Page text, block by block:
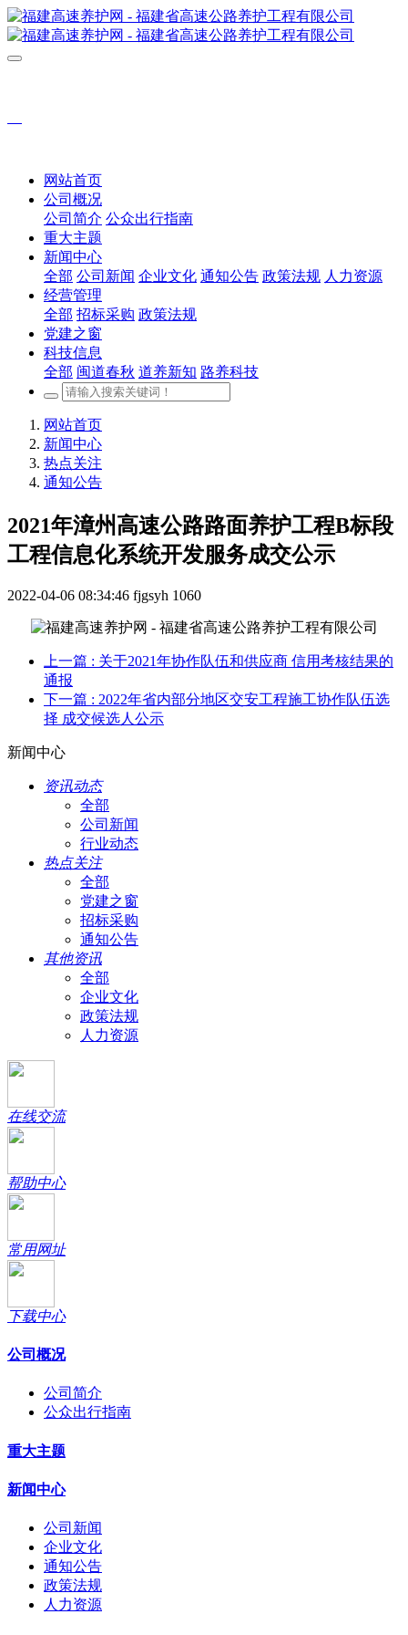
网站首页
公司概况
公司简介 公众出行指南
重大主题
新闻中心
全部 公司新闻 企业文化 通知公告 政策法规 人力资源
经营管理
全部 招标采购 政策法规
党建之窗
科技信息
全部 闽道春秋 道养新知 路养科技
网站首页
新闻中心
热点关注
通知公告
2021年漳州高速公路路面养护工程B标段
工程信息化系统开发服务成交公示
2022-04-06 08:34:46 fjgsyh 1060
上一篇 : 关于2021年协作队伍和供应商 信用考核结果的
通报
下一篇 : 2022年省内部分地区交安工程施工协作队伍选
择 成交候选人公示
新闻中心
资讯动态
全部
公司新闻
行业动态
热点关注
全部
党建之窗
招标采购
通知公告
其他资讯
全部
企业文化
政策法规
人力资源
在线交流
帮助中心
常用网址
下载中心
公司概况
公司简介
公众出行指南
重大主题
新闻中心
公司新闻
企业文化
通知公告
政策法规
人力资源